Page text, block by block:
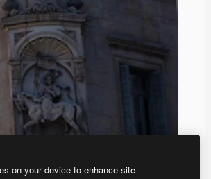
on your device to enhance site